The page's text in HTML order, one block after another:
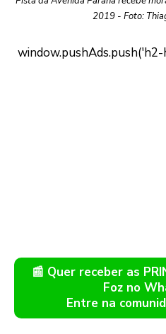
2019 - Foto:
📰 Quer receber as
Foz no
Entre na